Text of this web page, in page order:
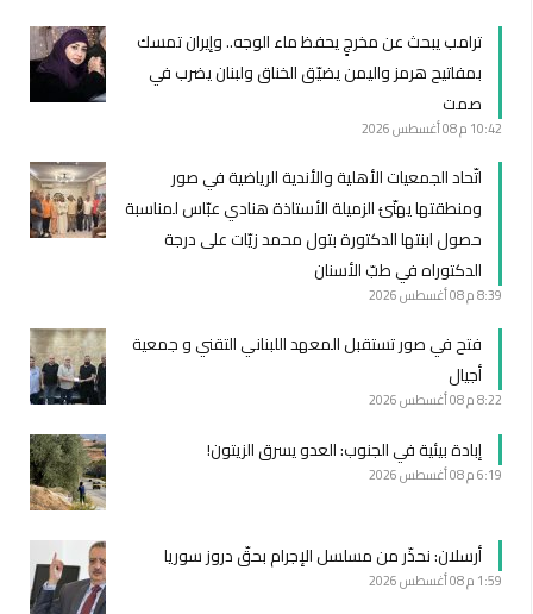
ترامب يبحث عن مخرجٍ يحفظ ماء الوجه.. وإيران تمسك
بمفاتيح هرمز واليمن يضيّق الخناق ولبنان يضرب في
صمت
10:42 م 08 أغسطس 2026
اتّحاد الجمعيات الأهلية والأندية الرياضية في صور
ومنطقتها يهنّئ الزميلة الأستاذة هنادي عبّاس لمناسبة
حصول ابنتها الدكتورة بتول محمد زيّات على درجة
الدكتوراه في طبّ الأسنان
8:39 م 08 أغسطس 2026
فتح في صور تستقبل المعهد اللبناني التقني و جمعية
أجيال
8:22 م 08 أغسطس 2026
إبادة بيئية في الجنوب: العدو يسرق الزيتون!
6:19 م 08 أغسطس 2026
أرسلان: نحذّر من مسلسل الإجرام بحقّ دروز سوريا
1:59 م 08 أغسطس 2026